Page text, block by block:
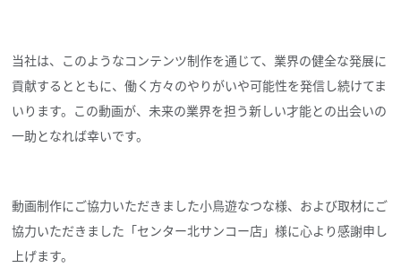
当社は、このようなコンテンツ制作を通じて、業界の健全な発展に
貢献するとともに、働く方々のやりがいや可能性を発信し続けてま
いります。この動画が、未来の業界を担う新しい才能との出会いの
一助となれば幸いです。
動画制作にご協力いただきました小鳥遊なつな様、および取材にご
協力いただきました「センター北サンコー店」様に心より感謝申し
上げます。